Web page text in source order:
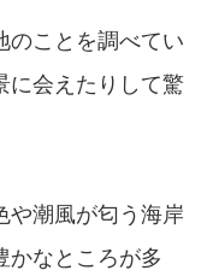
のことを調べてい
に会えたりして驚
や潮風が匂う海岸
かなところが多